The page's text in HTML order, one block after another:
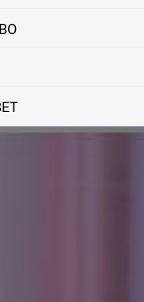
компании
назначения Вы